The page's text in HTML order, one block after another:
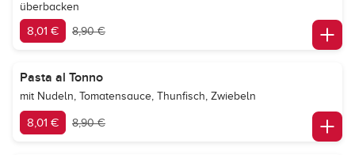
überbacken
8,01 € 8,90 €
Pasta al Tonno
mit Nudeln, Tomatensauce, Thunfisch, Zwiebeln
8,01 € 8,90 €